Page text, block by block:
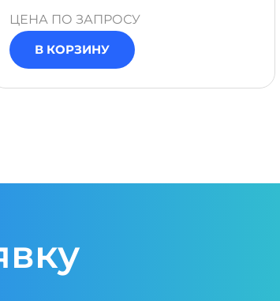
ЦЕНА ПО ЗАПРОСУ
В КОРЗИНУ